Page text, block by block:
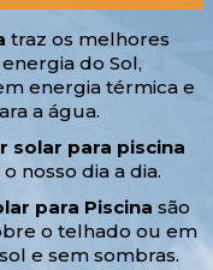
traz os melhores
do Sol,
energia térmica e
a água.
solar para piscina
nosso dia a dia.
para Piscina são
o telhado ou em
e sem sombras.